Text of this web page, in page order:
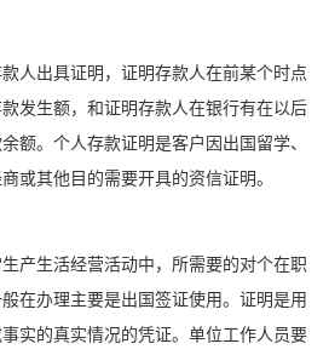
人出具证明，证明存款人在前某个时点
发生额，和证明存款人在银行有在以后
额。个人存款证明是客户因出国留学、
或其他目的需要开具的资信证明。
产生活经营活动中，所需要的对个在职
在办理主要是出国签证使用。证明是用
实的真实情况的凭证。单位工作人员要